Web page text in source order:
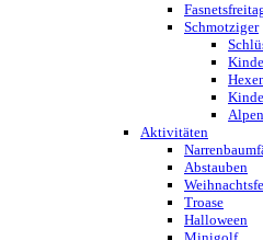
Schmotziger
Aktivitäten
Abstauben
Troase
Halloween